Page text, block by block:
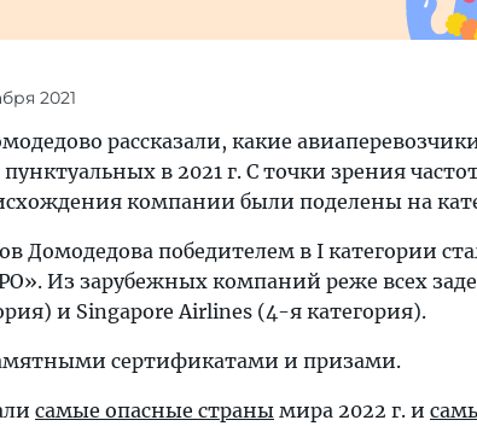
2021
рассказали, какие
в 2021 г. С точки зрения
компании были поделены на
Домодедова победителем в I категории
Из зарубежных компаний реже всех
и Singapore Airlines (4-я категория).
сертификатами и призами.
самые опасные страны мира 2022 г. и